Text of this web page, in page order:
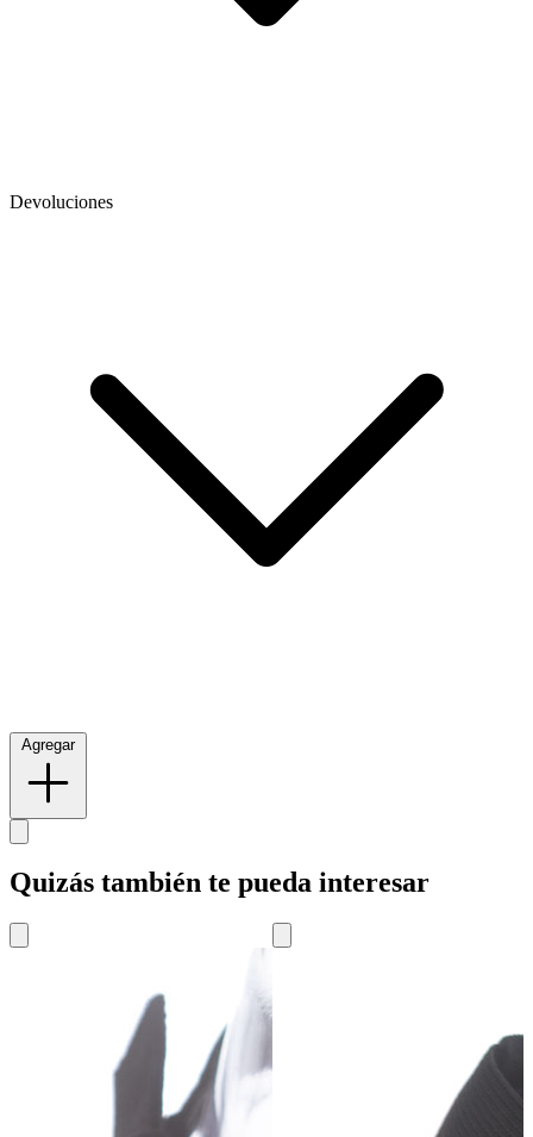
Devoluciones
Agregar
Quizás también te pueda interesar